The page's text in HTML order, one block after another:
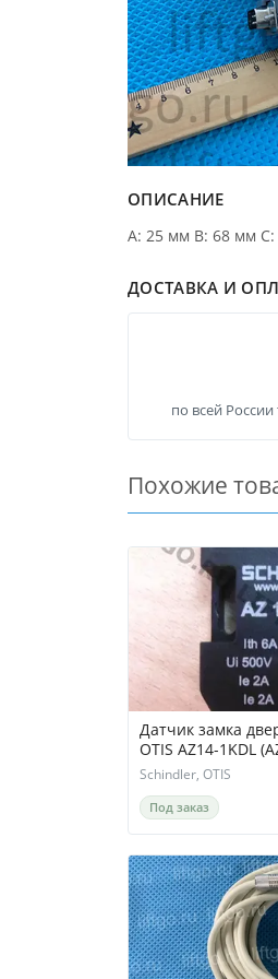
ДОСТАВКА И
по всей
ОПИСАНИЕ
A: 25 мм B: 68 мм
Похожие
Датчик замка
OTIS AZ14-1KDL
Schindler, OTIS
Под заказ